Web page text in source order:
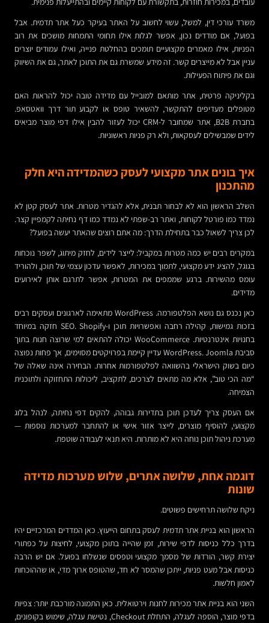
משרד עורכי דין, למשל, עשוי לחשוב על האתר בעיקר כעל אתר תדמית. אבל
בפועל, אם מודדים נכון, אפשר לגלות אילו תחומי התמחות מושכים את רוב
הפניות, אילו מאמרים מקצועיים תומכים בהחלטת פנייה, ואילו עמודים יוצרים
עניין אבל לא מייצרים קשר. זה מידע שמשרת גם את התוכן לאתר, גם את השיווק
וגם את פיתוח הפעילות.
בקליניקה פרטית, אתר מותאם למובייל עם מדידה טובה יכול להראות האם
מטופלים מעדיפים להתקשר, להשאיר טופס או לקבוע תור דרך וואטסאפ.
בחברת B2B, אתר שמחובר ל-CRM יכול לעזור להבין אילו דפי מוצר מביאים
לידים שמבשילים לעסקאות, ולא רק פניות ראשוניות.
איך בונים אתר מקצועי לעסק כשהמדידה היא חלק
מהתכנון
השלב הראשון הוא לא לבחור תבנית, אלא להגדיר מטרות. אתר לעסק קטן לא
נמדד כמו פורטל לקוחות, ואתר רב-שפתי לא נמדד כמו דף נחיתה לקמפיין קצר.
לכן צריך לשאול כבר בתחילת הדרך: מה אתם רוצים שהאתר יעשה בפועל?
במקרים רבים יש כמה מטרות במקביל: לייצר לידים, לחזק מיתוג, לשפר נוכחות
בגוגל, להציג ידע מקצועי, לתמוך במכירות, לאפשר עדכון עצמי של תוכן, ולהוריד
עומס מהשירות. ברגע שממפים את המטרות, אפשר לתרגם אותן לאירועים
מדידים.
כאן נכנס גם נושא הפלטפורמה. WordPress מתאימה לארגונים ועסקים רבים
בזכות גמישות, קהילה רחבה ואפשרויות תוכן ו-SEO. Shopify חזקה במיוחד
בחנויות אינטרנטיות. WooCommerce יכולה להתאים למי שרוצה חנות בתוך
סביבת WordPress. Joomla עדיין קיימת בפרויקטים מסוימים, אך פחות נפוצה
כיום בשוק הישראלי בהשוואה לפלטפורמות אחרות. הבחירה אינה שאלה של
“מה הכי טוב”, אלא מה מתאים לצרכים, לתקציב, ליכולות התחזוקה ולתוכנית
הצמיחה.
אם העסק צריך לעדכן תוכן בתדירות גבוהה, להקים דפי נחיתה, לנהל בלוג
מקצועי, להוסיף מוצרים, לייצר אזור אישי או להתחבר למערכות נוספות —
מערכת ניהול תוכן נוחה היא לא מותרות. היא תנאי לעבודה שוטפת.
דוגמה אחת, שלושה אתרים, שלוש מערכות מדידה
שונות
ניקח שלושה תרחישים פשוטים.
הראשון הוא בניית אתר תדמית לעסק בתחום הייעוץ. כאן המדדים המרכזיים יהיו
בדרך כלל כניסות לדפי שירות, זמן שהייה בתוכן מקצועי, לחיצות על כפתורי
יצירת קשר, הורדות של מסמך מקצועי וטפסים שנשלחו בפועל. אם יש הרבה
כניסות אבל מעט פניות, ייתכן שהמסר לא חד, שהטופס ארוך מדי, או שההוכחות
לאמון חלשות.
השני הוא בניית אתר מכירות לחנות וירטואלית. כאן התמונה מורכבת יותר: צפיות
בדפי מוצר, הוספה לעגלה, התחלת Checkout, נטישת עגלה, שימוש בקופונים,